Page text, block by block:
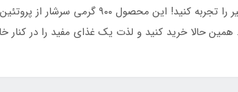
با عدس درشت درجه یک توشنا، طعم و
حالا خرید کنید و لذت یک غذای مفید را در کنار